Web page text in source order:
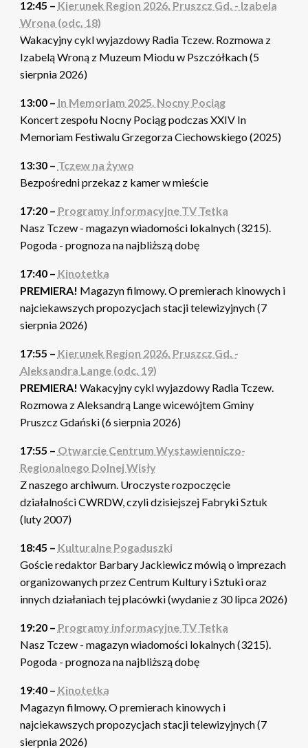
12:45 – Kierunek Region 2026. Pruszcz Gd. - Izabela
Wrona (odc. 18)
Wakacyjny cykl wyjazdowy Radia Tczew. Rozmowa z
Izabelą Wroną z Muzeum Miodu w Pszczółkach (5
sierpnia 2026)
13:00 – In Memoriam 2025. Nocny Pociąg
Koncert zespołu Nocny Pociąg podczas XXIV In
Memoriam Festiwalu Grzegorza Ciechowskiego (2025)
13:30 – Tczew na żywo
Bezpośredni przekaz z kamer w mieście
17:20 – Programy informacyjne TV Tetka
Nasz Tczew - magazyn wiadomości lokalnych (3215).
Pogoda - prognoza na najbliższą dobę
17:40 – Kinotetka
PREMIERA! Magazyn filmowy. O premierach kinowych i
najciekawszych propozycjach stacji telewizyjnych (7
sierpnia 2026)
17:55 – Kierunek Region 2026. Pruszcz Gd. -
Aleksandra Lange (odc. 19)
PREMIERA! Wakacyjny cykl wyjazdowy Radia Tczew.
Rozmowa z Aleksandrą Lange wicewójtem Gminy
Pruszcz Gdański (6 sierpnia 2026)
17:55 – Otwarcie Centrum Wystawienniczo-
Regionalnego Dolnej Wisły
Z naszego archiwum. Uroczyste rozpoczęcie
działalności CWRDW, czyli dzisiejszej Fabryki Sztuk
(luty 2007)
18:45 – Kulturalne Pogaduszki
Goście redaktor Barbary Jackiewicz mówią o imprezach
organizowanych przez Centrum Kultury i Sztuki oraz
innych działaniach tej placówki (wydanie z 30 lipca 2026)
19:20 – Programy informacyjne TV Tetka
Nasz Tczew - magazyn wiadomości lokalnych (3215).
Pogoda - prognoza na najbliższą dobę
19:40 – Kinotetka
Magazyn filmowy. O premierach kinowych i
najciekawszych propozycjach stacji telewizyjnych (7
sierpnia 2026)